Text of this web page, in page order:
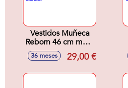
Vestidos Muñeca
Reborn 46 cm mod.
sdos.
36 meses 29,00 €